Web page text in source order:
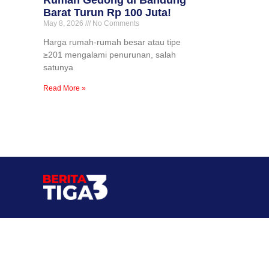
Barat Turun Rp 100 Juta!
May 8, 2026 No Comments
Harga rumah-rumah besar atau tipe
≥201 mengalami penurunan, salah
satunya
Read More »